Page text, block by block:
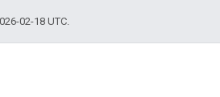
02-18 UTC.